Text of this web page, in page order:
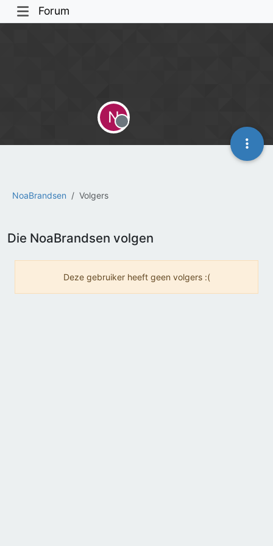
Forum
NoaBrandsen Volgers
N
Offline
Die NoaBrandsen volgen
Deze gebruiker heeft geen volgers :(